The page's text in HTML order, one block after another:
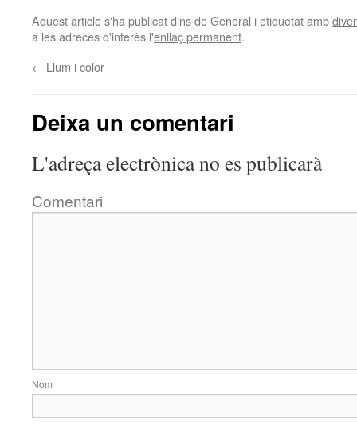
Aquest article s'ha publicat dins de General i etiquetat amb
a les adreces d'interès l'enllaç permanent.
← Llum i color
Deixa un comentari
L'adreça electrònica no es publicarà
Comentari
Nom